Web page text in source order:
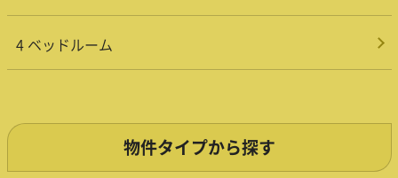
4 ベッドルーム
物件タイプから探す